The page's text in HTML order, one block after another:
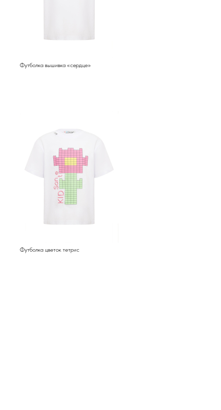
Футболка вышивка «сердце»
Футболка цветок тетрис